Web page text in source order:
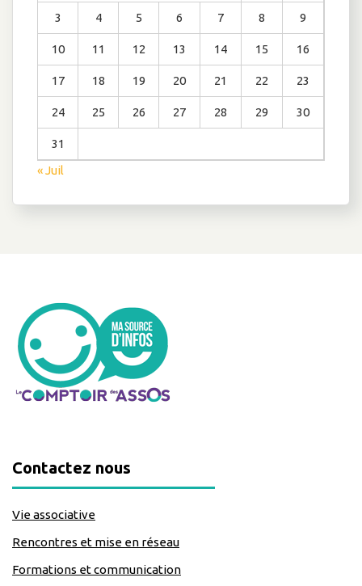
3 4 5 6 7 8 9
10 11 12 13 14 15 16
17 18 19 20 21 22 23
24 25 26 27 28 29 30
31
« Juil
Contactez nous
Vie associative
Rencontres et mise en réseau
Formations et communication